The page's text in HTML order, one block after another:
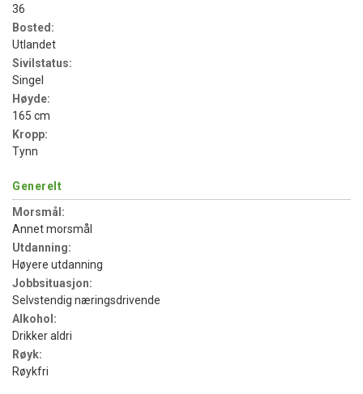
36
Bosted:
Utlandet
Sivilstatus:
Singel
Høyde:
165 cm
Kropp:
Tynn
Generelt
Morsmål:
Annet morsmål
Utdanning:
Høyere utdanning
Jobbsituasjon:
Selvstendig næringsdrivende
Alkohol:
Drikker aldri
Røyk:
Røykfri